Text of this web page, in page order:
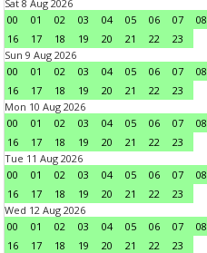
Sat 8 Aug 2026
00
01 02 03 04 05 06 07 08
16
17 18 19 20 21 22
23
Sun 9 Aug 2026
00
01 02 03 04 05 06 07 08
16
17 18 19 20 21 22
23
Mon 10 Aug 2026
00
01 02 03 04 05 06 07 08
16
17 18 19 20 21 22
23
Tue 11 Aug 2026
00
01 02 03 04 05 06 07 08
16
17 18 19 20 21 22
23
Wed 12 Aug 2026
00
01 02 03 04 05 06 07 08
16
17 18 19 20 21 22
23